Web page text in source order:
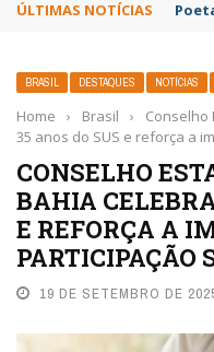
ÚLTIMAS NOTÍCIAS
BRASIL DESTAQUES NOTÍCIAS
Home › Brasil ›
Conselho
35 anos do SUS e reforça a
CONSELHO
BAHIA
E REFORÇA A
PARTICIPAÇÃO
19 DE SETEMBRO DE